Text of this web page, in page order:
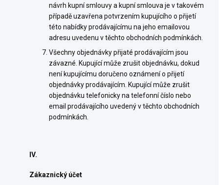
návrh kupní smlouvy a kupní smlouva je v takovém
případě uzavřena potvrzením kupujícího o přijetí
této nabídky prodávajícímu na jeho emailovou
adresu uvedenu v těchto obchodních podmínkách.
Všechny objednávky přijaté prodávajícím jsou
závazné. Kupující může zrušit objednávku, dokud
není kupujícímu doručeno oznámení o přijetí
objednávky prodávajícím. Kupující může zrušit
objednávku telefonicky na telefonní číslo nebo
email prodávajícího uvedený v těchto obchodních
podmínkách.
IV.
Zákaznický účet